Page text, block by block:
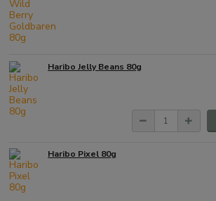
Haribo Jelly Beans 80g
Haribo Pixel 80g